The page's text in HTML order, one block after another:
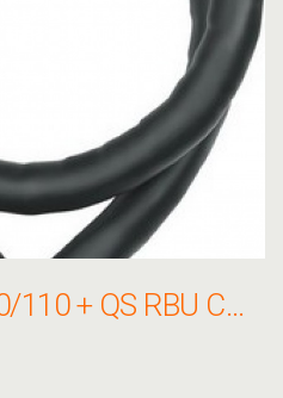
ABUS LAKAT 860/110 + QS RBU CENTURO 860